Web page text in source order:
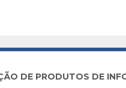
DE PRODUTOS DE